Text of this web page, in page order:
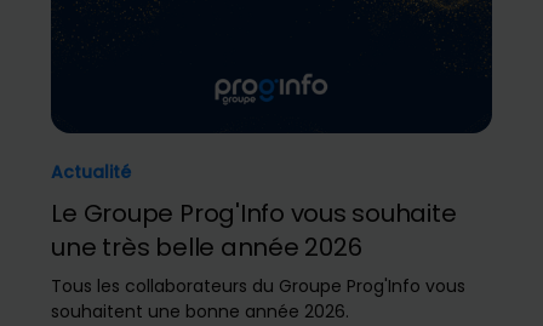
Actualité
Le Groupe Prog'Info vous souhaite
une très belle année 2026
Tous les collaborateurs du Groupe Prog'Info vous
souhaitent une bonne année 2026.